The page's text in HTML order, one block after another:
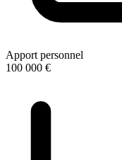
Apport personnel
100 000 €